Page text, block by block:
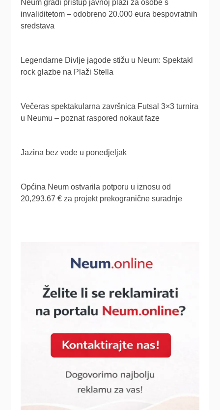
Neum gradi pristup javnoj plaži za osobe s
invaliditetom – odobreno 20.000 eura bespovratnih
sredstava
Legendarne Divlje jagode stižu u Neum: Spektakl
rock glazbe na Plaži Stella
Večeras spektakularna završnica Futsal 3×3 turnira
u Neumu – poznat raspored nokaut faze
Jazina bez vode u ponedjeljak
Općina Neum ostvarila potporu u iznosu od
20,293.67 € za projekt prekogranične suradnje